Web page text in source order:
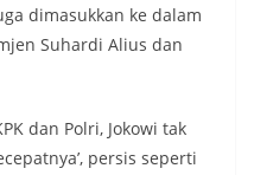
dimasukkan ke dalam
Suhardi Alius dan
dan Polri, Jokowi tak
persis seperti